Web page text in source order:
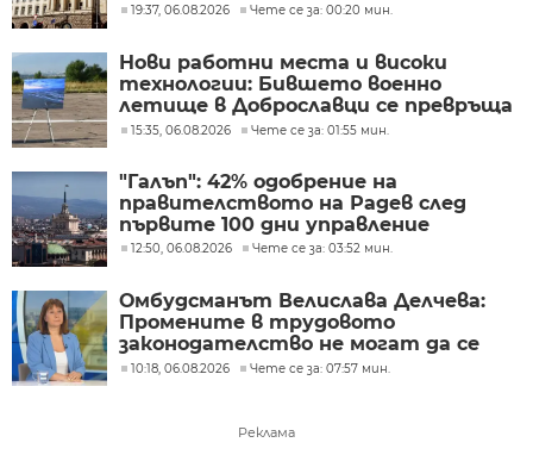
19:37, 06.08.2026 Чете се за: 00:20 мин.
Нови работни места и високи
технологии: Бившето военно
летище в Доброславци се превръща
в голям космически център
15:35, 06.08.2026 Чете се за: 01:55 мин.
"Галъп": 42% одобрение на
правителството на Радев след
първите 100 дни управление
12:50, 06.08.2026 Чете се за: 03:52 мин.
Омбудсманът Велислава Делчева:
Промените в трудовото
законодателство не могат да се
правят през бюджета
10:18, 06.08.2026 Чете се за: 07:57 мин.
Реклама